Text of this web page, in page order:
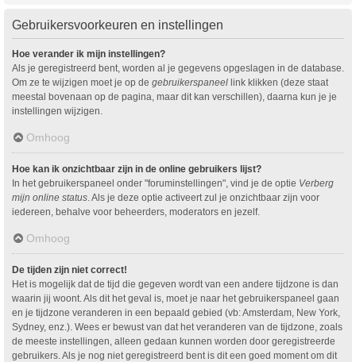
Gebruikersvoorkeuren en instellingen
Hoe verander ik mijn instellingen?
Als je geregistreerd bent, worden al je gegevens opgeslagen in de database.
Om ze te wijzigen moet je op de gebruikerspaneel link klikken (deze staat
meestal bovenaan op de pagina, maar dit kan verschillen), daarna kun je je
instellingen wijzigen.
Omhoog
Hoe kan ik onzichtbaar zijn in de online gebruikers lijst?
In het gebruikerspaneel onder "foruminstellingen", vind je de optie Verberg
mijn online status . Als je deze optie activeert zul je onzichtbaar zijn voor
iedereen, behalve voor beheerders, moderators en jezelf.
Omhoog
De tijden zijn niet correct!
Het is mogelijk dat de tijd die gegeven wordt van een andere tijdzone is dan
waarin jij woont. Als dit het geval is, moet je naar het gebruikerspaneel gaan
en je tijdzone veranderen in een bepaald gebied (vb: Amsterdam, New York,
Sydney, enz.). Wees er bewust van dat het veranderen van de tijdzone, zoals
de meeste instellingen, alleen gedaan kunnen worden door geregistreerde
gebruikers. Als je nog niet geregistreerd bent is dit een goed moment om dit